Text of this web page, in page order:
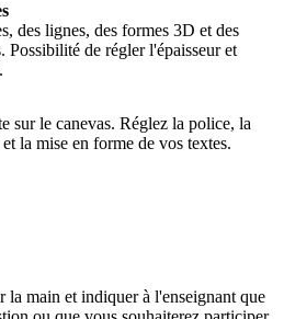
des lignes, des formes 3D et des
Possibilité de régler l'épaisseur et
sur le canevas. Réglez la police, la
la mise en forme de vos textes.
la main et indiquer à l'enseignant que